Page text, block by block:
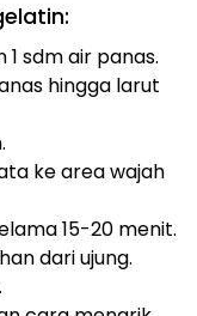
1 sdm air panas.
hingga larut
ke area wajah
15-20 menit.
dari ujung.